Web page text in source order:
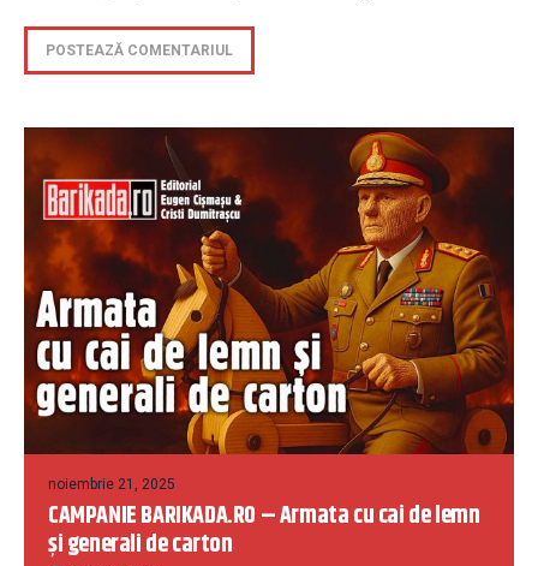
noiembrie 21, 2025
CAMPANIE BARIKADA.RO – Armata cu cai de lemn
și generali de carton